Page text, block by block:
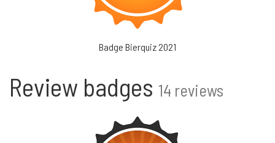
Badge Bierquiz 2021
Review badges 14 reviews